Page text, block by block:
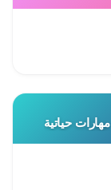
حياتية